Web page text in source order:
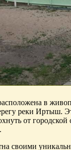
в
реки Иртыш.
от
своими